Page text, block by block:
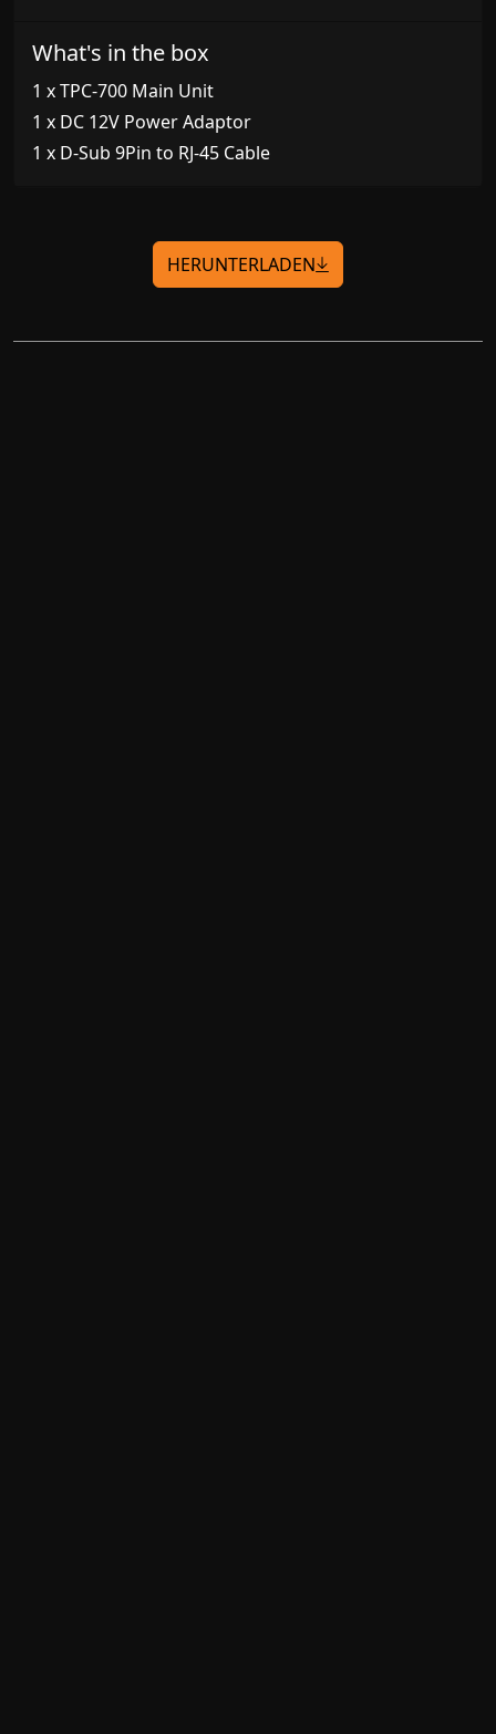
What's in the box
1 x TPC-700 Main Unit
1 x DC 12V Power Adaptor
1 x D-Sub 9Pin to RJ-45 Cable
HERUNTERLADEN